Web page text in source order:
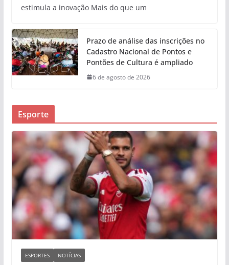
estimula a inovação Mais do que um
Prazo de análise das inscrições no
Cadastro Nacional de Pontos e
Pontões de Cultura é ampliado
6 de agosto de 2026
Esporte
ESPORTES NOTÍCIAS